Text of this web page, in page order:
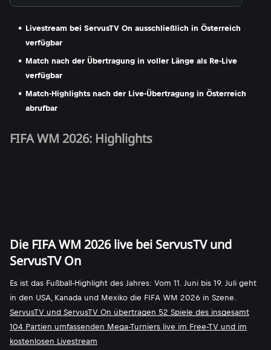
Livestream bei ServusTV On ausschließlich in Österreich
verfügbar
Match nach der Übertragung in voller Länge als Re-Live
verfügbar
Match-Highlights nach der Live-Übertragung in Österreich
abrufbar
FIFA WM 2026: Highlights
Die FIFA WM 2026 live bei ServusTV und
ServusTV On
Es ist das Fußball-Highlight des Jahres: Vom 11. Juni bis 19. Juli geht
in den USA, Kanada und Mexiko die FIFA WM 2026 in Szene.
ServusTV und ServusTV On übertragen 52 Spiele des insgesamt
104 Partien umfassenden Mega-Turniers live im Free-TV und im
kostenlosen Livestream